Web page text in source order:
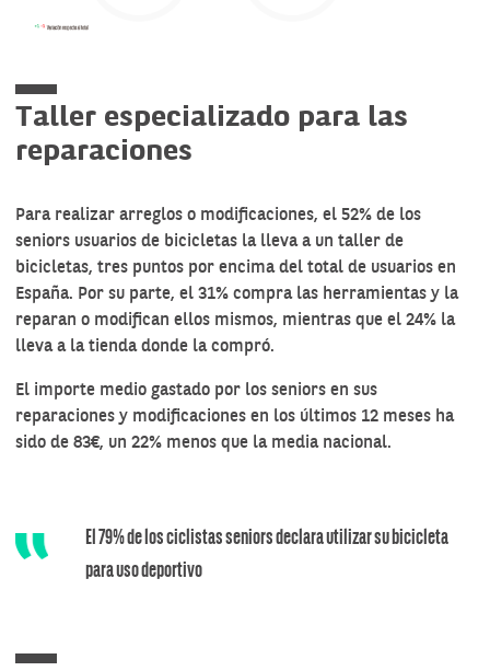
Taller especializado para las
reparaciones
Para realizar arreglos o modificaciones, el 52% de los
seniors usuarios de bicicletas la lleva a un taller de
bicicletas, tres puntos por encima del total de usuarios en
España. Por su parte, el 31% compra las herramientas y la
reparan o modifican ellos mismos, mientras que el 24% la
lleva a la tienda donde la compró.
El importe medio gastado por los seniors en sus
reparaciones y modificaciones en los últimos 12 meses ha
sido de 83€, un 22% menos que la media nacional.
El 79% de los ciclistas seniors declara utilizar su bicicleta
para uso deportivo